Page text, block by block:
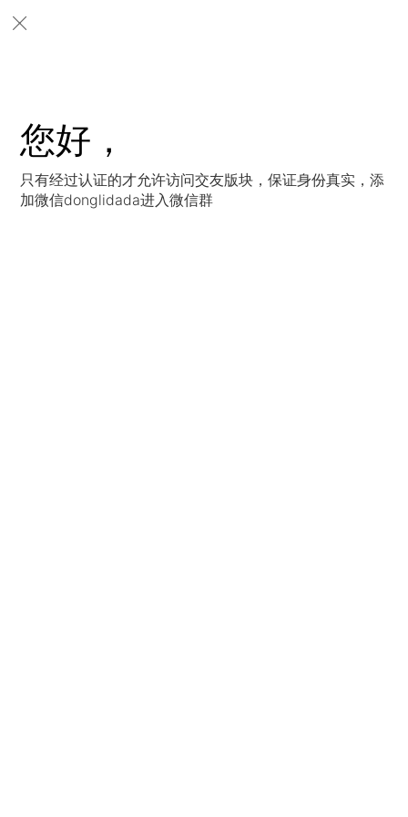
您好，
只有经过认证的才允许访问交友版块，保证身份真实，添
加微信donglidada进入微信群